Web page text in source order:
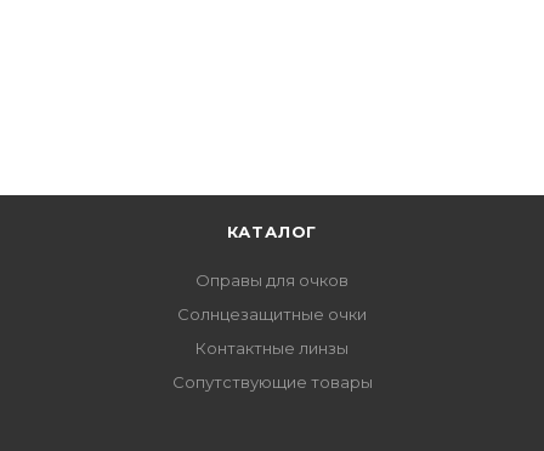
КАТАЛОГ
Оправы для очков
Солнцезащитные очки
Контактные линзы
Сопутствующие товары